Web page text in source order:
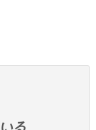
る